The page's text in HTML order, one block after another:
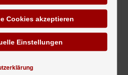
Cookies akzeptieren
Einstellungen